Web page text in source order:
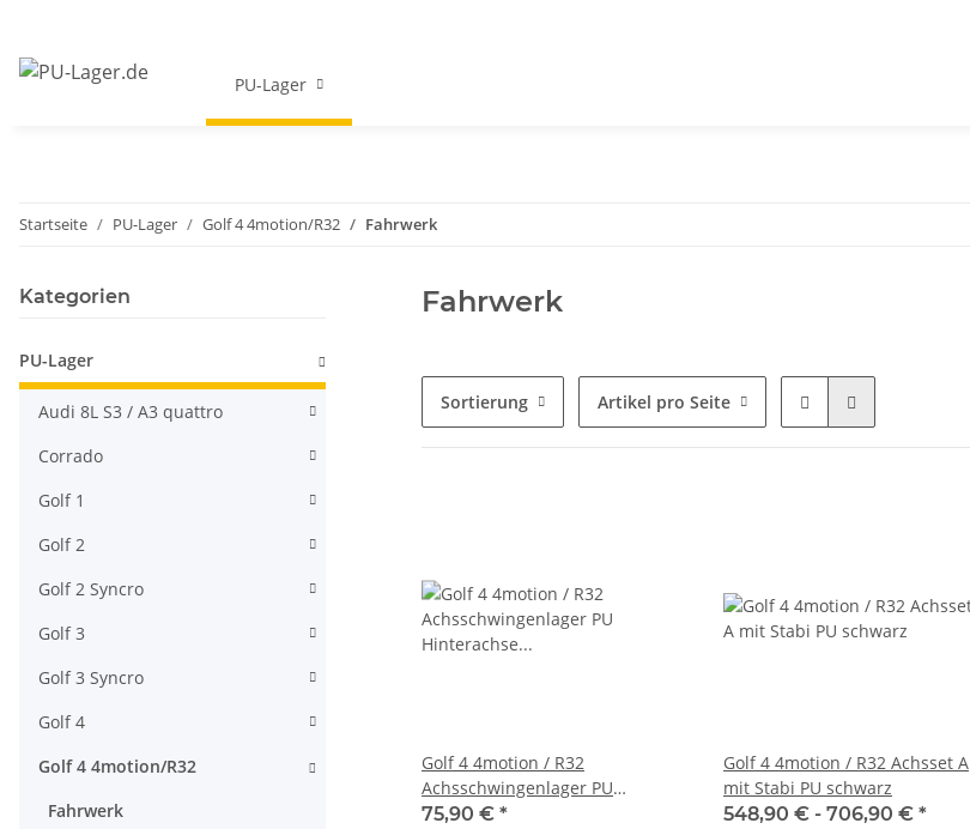
PU-Lager
Startseite PU-Lager Golf 4 4motion/R32 Fahrwerk
Fahrwerk
Sortierung Artikel pro Seite
Golf 4 4motion / R32
Achsschwingenlager PU
Hinterachse schwarz
75,90 € *
Golf 4 4motion / R32 Achsset A
mit Stabi PU schwarz
548,90 € - 706,90 € *
Kategorien
PU-Lager
Audi 8L S3 / A3 quattro
Corrado
Golf 1
Golf 2
Golf 2 Syncro
Golf 3
Golf 3 Syncro
Golf 4
Golf 4 4motion/R32
Fahrwerk